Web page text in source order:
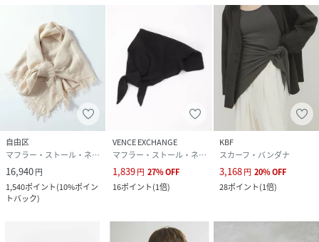
自由区
マフラー・ストール・ネックウォーマー
16,940円
1,540ポイント(10%ポイン
トバック)
VENCE EXCHANGE
マフラー・ストール・ネックウォーマー
1,839円 27%OFF
16ポイント(1倍)
KBF
スカーフ・バンダナ
3,168円 20%OFF
28ポイント(1倍)